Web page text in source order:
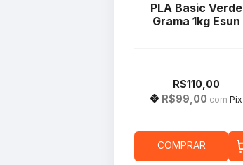
PLA Basic Verde
Grama 1kg Esun
R$110,00
R$99,00 com Pix
COMPRAR